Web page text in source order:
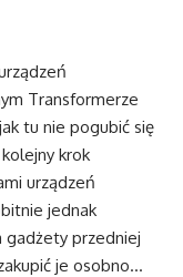
Transformerze
tu nie pogubić się
krok
urządzeń
jednak
gadżety przedniej
je osobno…